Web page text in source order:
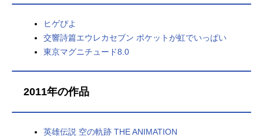
ヒゲぴよ
交響詩篇エウレカセブン ポケットが虹でいっぱい
東京マグニチュード8.0
2011年の作品
英雄伝説 空の軌跡 THE ANIMATION